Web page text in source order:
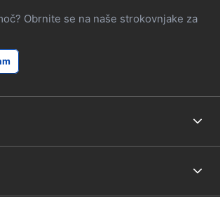
Obrnite se na naše strokovnjake za